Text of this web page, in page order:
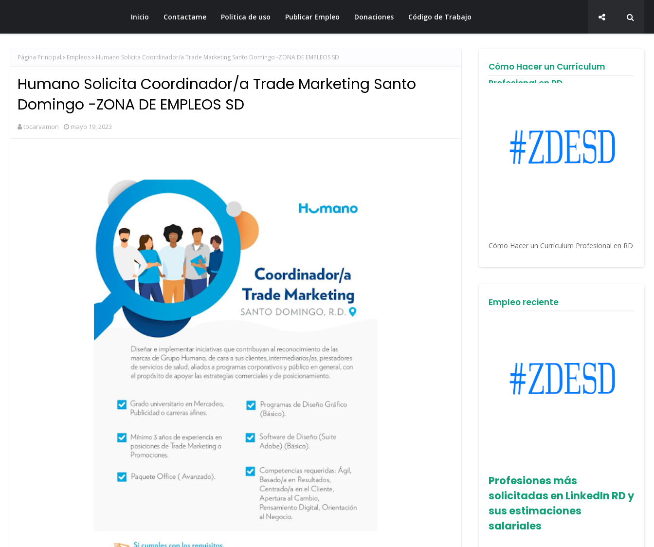
Inicio Contactame Politica de uso Publicar Empleo Donaciones Código de Trabajo
Página Principal Empleos Humano Solicita Coordinador/a Trade Marketing Santo Domingo -ZONA DE EMPLEOS SD
Humano Solicita Coordinador/a Trade Marketing Santo
Domingo -ZONA DE EMPLEOS SD
tocarvamon mayo 19, 2023
Cómo Hacer un Currículum
Profesional en RD
Cómo Hacer un Currículum Profesional en RD
Empleo reciente
Profesiones más
solicitadas en LinkedIn RD y
sus estimaciones
salariales